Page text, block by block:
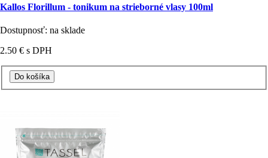
Kallos Florillum - tonikum na strieborné vlasy 100ml
Dostupnosť: na sklade
2.50 € s DPH